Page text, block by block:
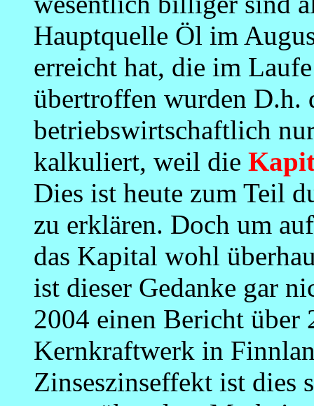
Hauptquelle Öl im
erreicht hat, die im
übertroffen wurden D.h.
betriebswirtschaftlich
kalkuliert, weil die
Dies ist heute zum Teil
zu erklären. Doch um
das Kapital wohl
ist dieser Gedanke gar
2004 einen Bericht über
Kernkraftwerk in
Zinseszinseffekt ist dies